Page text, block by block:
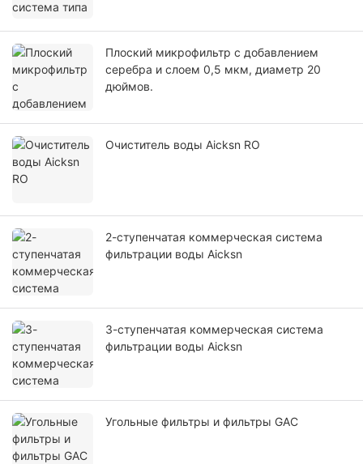
Плоский микрофильтр с добавлением
серебра и слоем 0,5 мкм, диаметр 20
дюймов.
Очиститель воды Aicksn RO
2-ступенчатая коммерческая система
фильтрации воды Aicksn
3-ступенчатая коммерческая система
фильтрации воды Aicksn
Угольные фильтры и фильтры GAC